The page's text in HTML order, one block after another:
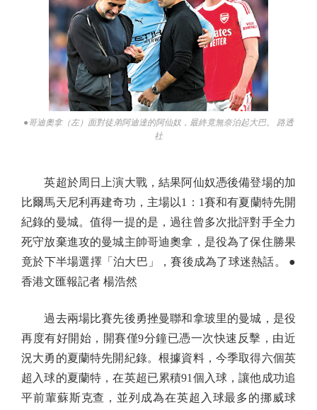
●哥迪奧拿（左）面對徒弟阿迪達的阿仙奴，最終竟無奈泊起大巴。 路透
社
英超於周日上演大戰，結果阿仙奴憑後備登場的加
比爾馬天尼利再建奇功，主場以1：1賽和有夏蘭特先開
紀錄的曼城。值得一提的是，過往曾多次批評對手全力
死守放棄進攻的曼城主帥哥迪奧拿，是役為了保住勝果
竟於下半場選擇「泊大巴」，賽後成為了球迷熱話。 ●
香港文匯報記者 楊浩然
過去兩場比賽先後勇挫曼聯和拿玻里的曼城，是役
再度有好開始，開賽僅9分鐘已憑一次快速反擊，由近
況大勇的夏蘭特先開紀錄。根據資料，今季取得六個英
超入球的夏蘭特，在英超已累積91個入球，讓他成功追
平前輩蘇斯克查，並列成為在英超入球最多的挪威球